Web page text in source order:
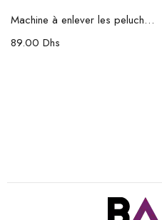
Machine à enlever les peluches RAF
89.00 Dhs